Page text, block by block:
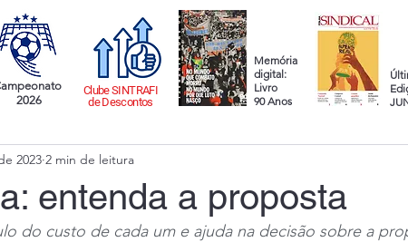
2026
Clube SINTRAFI
de Descontos
Memória
digital:
Livro
90 Anos
entenda a proposta
2023 2 min de leitura
do custo de cada um e ajuda na decisão sobre a